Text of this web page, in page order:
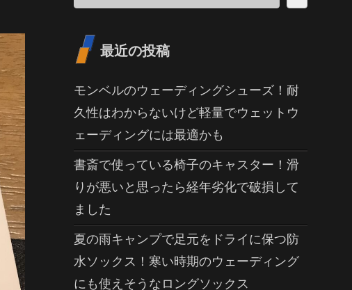
最近の投稿
モンベルのウェーディングシューズ！耐
久性はわからないけど軽量でウェットウ
ェーディングには最適かも
書斎で使っている椅子のキャスター！滑
りが悪いと思ったら経年劣化で破損して
ました
夏の雨キャンプで足元をドライに保つ防
水ソックス！寒い時期のウェーディング
にも使えそうなロングソックス